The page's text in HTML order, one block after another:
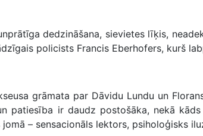
dedzināšana, sievietes līķis,
policists Francis Eberhofers, kurš
grāmata par Dāvidu Lundu un
ir daudz postošāka, nekā
– sensacionāls lektors, psiholoģisks